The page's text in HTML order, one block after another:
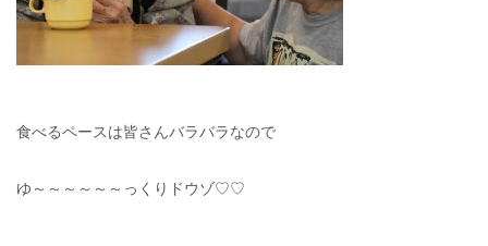
食べるペースは皆さんバラバラなので
ゆ～～～～～～っくりドウゾ♡♡